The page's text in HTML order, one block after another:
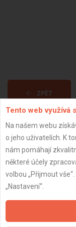
ZPĚT
Tento web využívá
Na našem webu
o jeho uživatelích. K
nám pomáhají
některé účely
volbou „Přijmout
„Nastavení“.